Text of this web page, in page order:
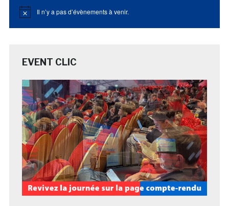
Notice Il n’y a pas d’évènements à venir.
EVENT CLIC